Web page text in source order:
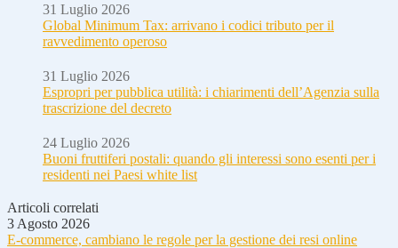
31 Luglio 2026
Global Minimum Tax: arrivano i codici tributo per il
ravvedimento operoso
31 Luglio 2026
Espropri per pubblica utilità: i chiarimenti dell’Agenzia sulla
trascrizione del decreto
24 Luglio 2026
Buoni fruttiferi postali: quando gli interessi sono esenti per i
residenti nei Paesi white list
Articoli correlati
3 Agosto 2026
E-commerce, cambiano le regole per la gestione dei resi online